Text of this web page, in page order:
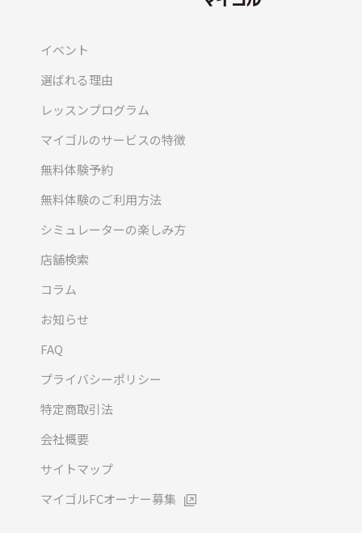
イベント
選ばれる理由
レッスンプログラム
マイゴルのサービスの特徴
無料体験予約
無料体験のご利用方法
シミュレーターの楽しみ方
店舗検索
コラム
お知らせ
FAQ
プライバシーポリシー
特定商取引法
会社概要
サイトマップ
マイゴルFCオーナー募集